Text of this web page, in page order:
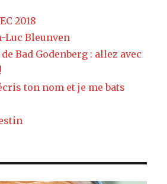
2018
Luc Bleunven
Bad Godenberg : allez avec
ton nom et je me bats